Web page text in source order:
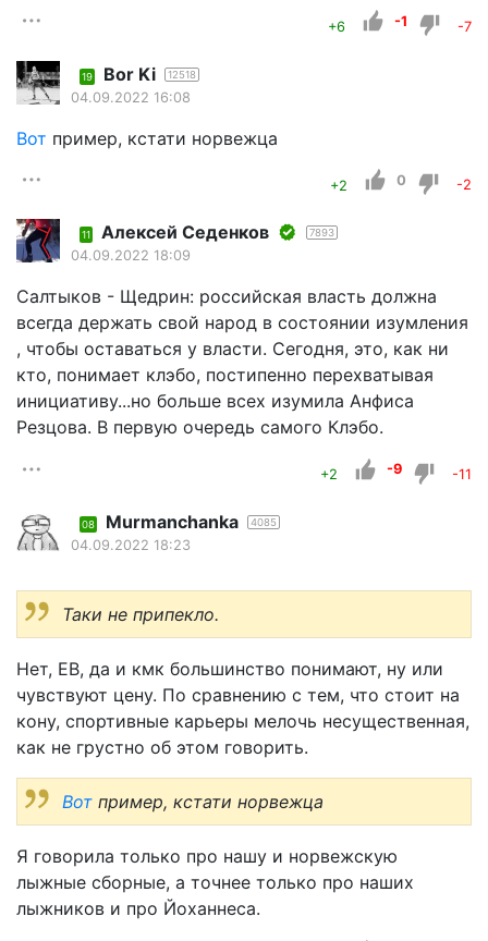
+6 -1 -7
19 Bor Ki 12518
04.09.2022 16:08
Вот пример, кстати норвежца
+2 0 -2
11 Алексей Седенков 7893
04.09.2022 18:09
Салтыков - Щедрин: российская власть должна
всегда держать свой народ в состоянии изумления
, чтобы оставаться у власти. Сегодня, это, как ни
кто, понимает клэбо, постипенно перехватывая
инициативу...но больше всех изумила Анфиса
Резцова. В первую очередь самого Клэбо.
+2 -9 -11
08 Murmanchanka 4085
04.09.2022 18:23
Таки не припекло.
Нет, ЕВ, да и кмк большинство понимают, ну или
чувствуют цену. По сравнению с тем, что стоит на
кону, спортивные карьеры мелочь несущественная,
как не грустно об этом говорить.
Вот пример, кстати норвежца
Я говорила только про нашу и норвежскую
лыжные сборные, а точнее только про наших
лыжников и про Йоханнеса.